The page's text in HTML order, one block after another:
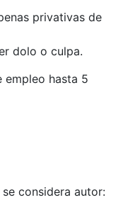
privativas de
dolo o culpa.
empleo hasta 5
considera autor: